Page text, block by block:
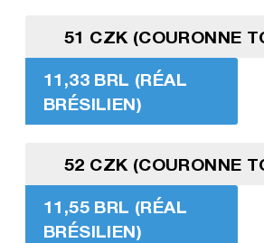
51 CZK (COURONNE
11,33 BRL (RÉAL
BRÉSILIEN)
52 CZK (COURONNE
11,55 BRL (RÉAL
BRÉSILIEN)